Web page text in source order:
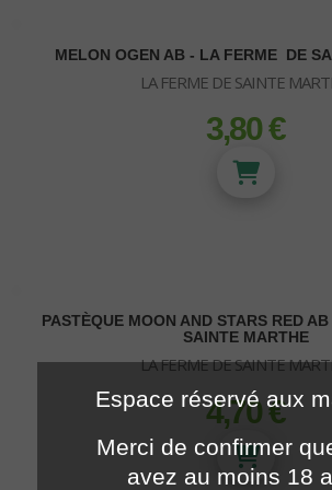
EXTRACTEUR D'AIR
Extracteurs 1 vitesse
Stimulateurs BioCanna
HOUSE & GARDEN
Engrais House & Garden
Stimulateurs House &
KITS DE BOUTURAGE
ENRACINEMENT -
MESURE PH ET EC
Paradise Seeds - Féminisées
Paradise Seeds - Féminisées
Paradise Seeds - Féminisées
Paradise Seeds -
Paradise Seeds - CBD
Paradise Seeds - Pack
HEADSHOP
MELON OGEN AB - LA FERME DE
LA FERME DE SAINTE
prix
3,80 €
PASTÈQUE MOON AND STARS RED
SAINTE MARTHE
LA FERME DE SAINTE
prix
4,70 €
Espace réservé aux
Merci de confirmer
avez au moins 18